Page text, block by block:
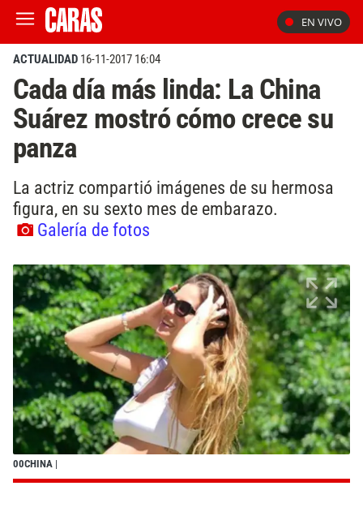
EN VIVO
ACTUALIDAD 16-11-2017 16:04
Cada día más linda: La China
Suárez mostró cómo crece su
panza
La actriz compartió imágenes de su hermosa
figura, en su sexto mes de embarazo.
Galería de fotos
00CHINA |